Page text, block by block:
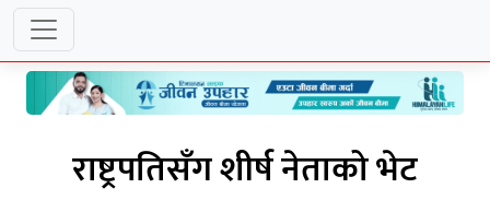
राष्ट्रपतिसँग शीर्ष नेताको भेट